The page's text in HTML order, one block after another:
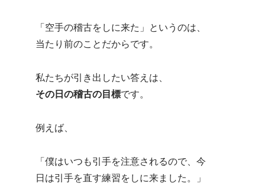
「空手の稽古をしに来た」というのは、
当たり前のことだからです。
私たちが引き出したい答えは、
その日の稽古の目標です。
例えば、
「僕はいつも引手を注意されるので、今
日は引手を直す練習をしに来ました。」